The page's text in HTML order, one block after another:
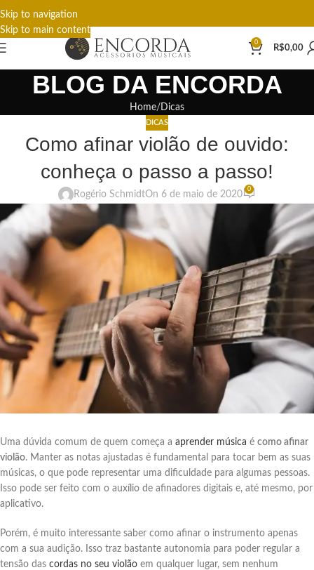
Skip to navigation
Skip to main content
0
R$0,00
BLOG DA ENCORDA
Home Dicas
DICAS
Como afinar violão de ouvido:
conheça o passo a passo!
Rogério SchmidtOn 6 de maio de 2020
0
Uma dúvida comum de quem começa a aprender música é como afinar
violão. Manter as notas ajustadas é fundamental para tocar bem as suas
músicas, o que pode representar uma dificuldade para algumas pessoas.
Isso pode ser feito com o auxílio de afinadores digitais e, até mesmo, por
aplicativo.
Porém, é muito interessante saber como afinar o instrumento apenas
com a sua audição. Isso traz bastante autonomia para poder regular a
tensão das cordas no seu violão em qualquer lugar, sem nenhum